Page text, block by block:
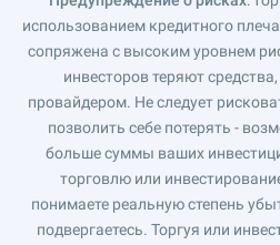
использованием кредитного
сопряжена с высоким уровнем
инвесторов теряют
провайдером. Не следует
позволить себе потерять -
больше суммы ваших
торговлю или
понимаете реальную степень
подвергаетесь. Торгуя или